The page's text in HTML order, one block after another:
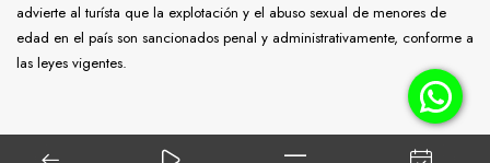
advierte al turísta que la explotación y el abuso sexual de menores de
edad en el país son sancionados penal y administrativamente, conforme a
las leyes vigentes.